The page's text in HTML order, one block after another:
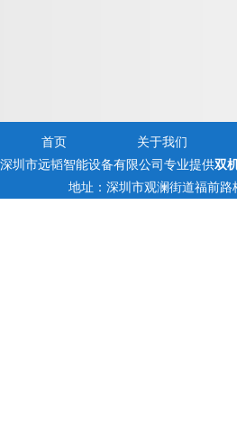
首页 关于我们
深圳市远韬智能设备有限公司专业提供双
地址：深圳市观澜街道福前路